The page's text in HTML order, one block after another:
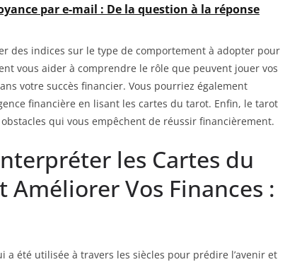
par e-mail : De la question à la réponse
des indices sur le type de comportement à adopter pour
vous aider à comprendre le rôle que peuvent jouer vos
votre succès financier. Vous pourriez également
financière en lisant les cartes du tarot. Enfin, le tarot
qui vous empêchent de réussir financièrement.
les Cartes du
Vos Finances :
été utilisée à travers les siècles pour prédire l’avenir et